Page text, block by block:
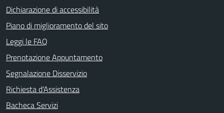
Dichiarazione di accessibilità
Piano di miglioramento del sito
Leggi le FAQ
Prenotazione Appuntamento
Segnalazione Disservizio
Richiesta d'Assistenza
Bacheca Servizi